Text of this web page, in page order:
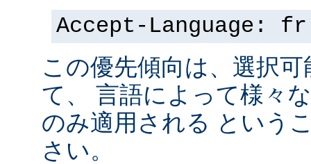
Accept-Language: fr
この優先傾向は、選択
て、 言語によって様々
のみ適用される という
さい。